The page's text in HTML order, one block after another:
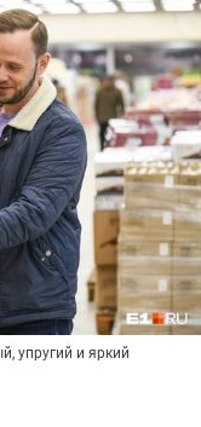
упругий и яркий